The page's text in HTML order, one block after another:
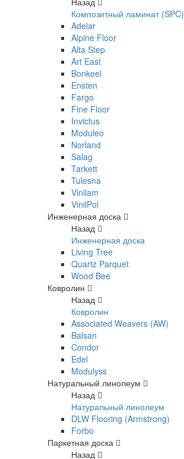
Композитный ламинат (SPC)
Adelar
Alpine Floor
Alta Step
Art East
Bonkeel
Ensten
Fargo
Fine Floor
Invictus
Moduleo
Norland
Salag
Tarkett
Tulesna
Vinilam
VinilPol
Инженерная доска
Назад
Инженерная доска
Living Tree
Quartz Parquet
Wood Bee
Ковролин
Назад
Ковролин
Associated Weavers (AW)
Balsan
Condor
Edel
Modulyss
Натуральный линолеум
Назад
Натуральный линолеум
DLW Flooring (Armstrong)
Forbo
Паркетная доска
Назад